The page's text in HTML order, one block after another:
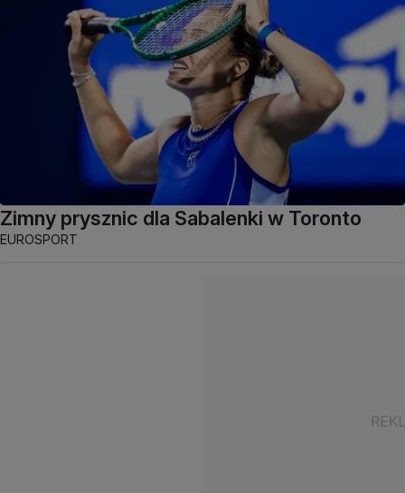
Zimny prysznic dla Sabalenki w Toronto
EUROSPORT